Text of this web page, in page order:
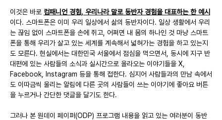
이것은 바로 컴패니언 경험, 우리나라 말로 동반자 경험을 대표하는 한 예시
이다. 스마트폰은 이미 우리 일상에서 삶의 동반자이다. 일상 생활에서 우리
는 끊임 없이 스마트폰을 손에 쥐고, 어쩌면 내 몸의 하나인 것 마냥 스마트
폰을 통해 우리가 살고 있는 세계를 계속해서 넓혀가는 경험을 하고 있는지
도 모른다. 현실에서는 대한민국 서울에서 점심을 먹으면서, 동시에 지구 반
대편에 있는 사람들의 소식과 실시간으로 올라오는 이야기들을 X,
Facebook, Instagram 등을 통해 접한다. 심지어 사람들과의 만남 속에서
도 이따금씩 울리는 알림에 다른 곳의 사람들이 쓰는 이야기에 좋아요 버튼
을 누르거나 간단한 댓글을 달기도 한다.
그러나 본 원데이 페이퍼(ODP) 프로그램 내용을 읽고 있는 여러분이 동반